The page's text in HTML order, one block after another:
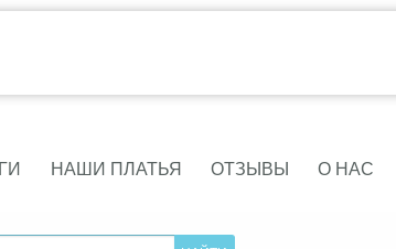
НАШИ ПЛАТЬЯ ОТЗЫВЫ О НАС